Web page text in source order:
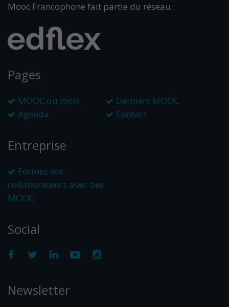
Mooc Francophone fait partie du réseau :
Pages
MOOC du mois
Derniers MOOC
Agenda
Contact
Entreprise
Formez vos
collaborateurs avec des
MOOC
Social
Newsletter